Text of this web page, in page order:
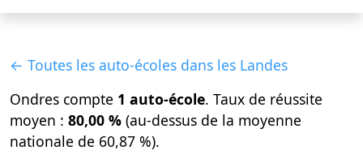
← Toutes les auto-écoles dans les Landes
Ondres compte 1 auto-école. Taux de réussite
moyen : 80,00 % (au-dessus de la moyenne
nationale de 60,87 %).